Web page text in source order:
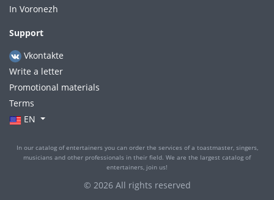
In Voronezh
Support
Vkontakte
Write a letter
Promotional materials
Terms
EN
In our catalog of entertainers you can order the services of a toastmaster, singers,
musicians and other professionals in their field. We are the largest catalog of
entertainers, join us!
© 2026 All rights reserved